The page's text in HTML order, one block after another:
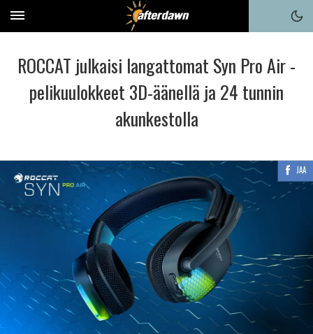
ROCCAT julkaisi langattomat Syn Pro Air -
pelikuulokkeet 3D-äänellä ja 24 tunnin
akunkestolla
JAA